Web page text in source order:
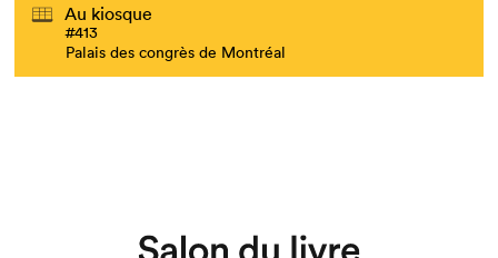
Au kiosque
#413
Palais des congrès de Montréal